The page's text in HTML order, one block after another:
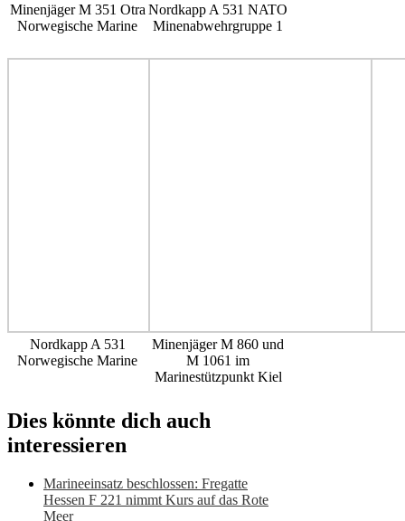
Minenjäger M 351 Otra
Norwegische Marine
Nordkapp A 531 NATO
Minenabwehrgruppe 1
Nordkapp A 531
Norwegische Marine
Minenjäger M 860 und
M 1061 im
Marinestützpunkt Kiel
Dies könnte dich auch
interessieren
Marineeinsatz beschlossen: Fregatte
Hessen F 221 nimmt Kurs auf das Rote
Meer